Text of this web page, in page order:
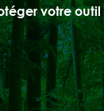
votre